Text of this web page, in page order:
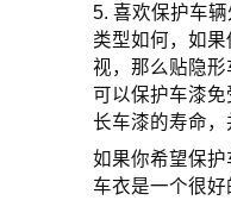
5. 喜欢保护车
类型如何，如
视，那么贴隐
可以保护车漆
长车漆的寿命，
如果你希望保
车衣是一个很好